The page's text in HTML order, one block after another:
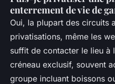
enterrement de vie de
Oui, la plupart des circuits
privatisations, même les
suffit de contacter le lieu à
créneau exclusif, souvent
groupe incluant boissons